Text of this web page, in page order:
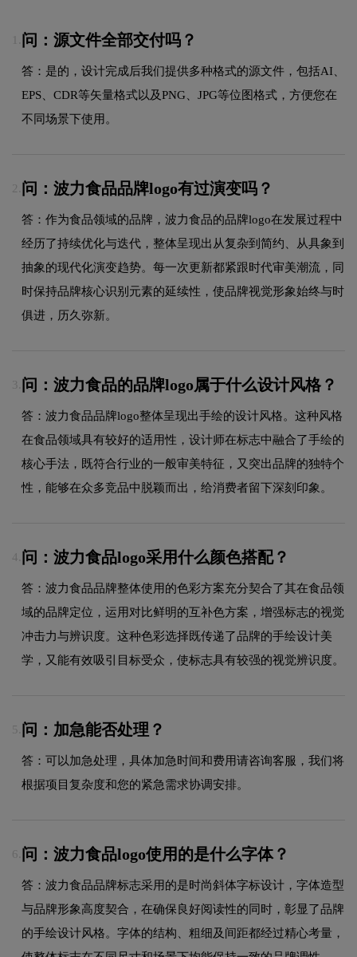
问：源文件全部交付吗？
答：是的，设计完成后我们提供多种格式的源文件，包括AI、
EPS、CDR等矢量格式以及PNG、JPG等位图格式，方便您在
不同场景下使用。
2. 问：波力食品品牌logo有过演变吗？
答：作为食品领域的品牌，波力食品的品牌logo在发展过程中
经历了持续优化与迭代，整体呈现出从复杂到简约、从具象到
抽象的现代化演变趋势。每一次更新都紧跟时代审美潮流，同
时保持品牌核心识别元素的延续性，使品牌视觉形象始终与时
俱进，历久弥新。
3. 问：波力食品的品牌logo属于什么设计风格？
答：波力食品品牌logo整体呈现出手绘的设计风格。这种风格
在食品领域具有较好的适用性，设计师在标志中融合了手绘的
核心手法，既符合行业的一般审美特征，又突出品牌的独特个
性，能够在众多竞品中脱颖而出，给消费者留下深刻印象。
4. 问：波力食品logo采用什么颜色搭配？
答：波力食品品牌整体使用的色彩方案充分契合了其在食品领
域的品牌定位，运用对比鲜明的互补色方案，增强标志的视觉
冲击力与辨识度。这种色彩选择既传递了品牌的手绘设计美
学，又能有效吸引目标受众，使标志具有较强的视觉辨识度。
5. 问：加急能否处理？
答：可以加急处理，具体加急时间和费用请咨询客服，我们将
根据项目复杂度和您的紧急需求协调安排。
6. 问：波力食品logo使用的是什么字体？
答：波力食品品牌标志采用的是时尚斜体字标设计，字体造型
与品牌形象高度契合，在确保良好阅读性的同时，彰显了品牌
的手绘设计风格。字体的结构、粗细及间距都经过精心考量，